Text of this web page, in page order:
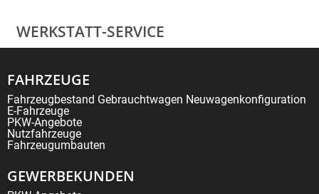
WERKSTATT-SERVICE
FAHRZEUGE
Fahrzeugbestand Gebrauchtwagen Neuwagenkonfiguration
E-Fahrzeuge
PKW-Angebote
Nutzfahrzeuge
Fahrzeugumbauten
GEWERBEKUNDEN